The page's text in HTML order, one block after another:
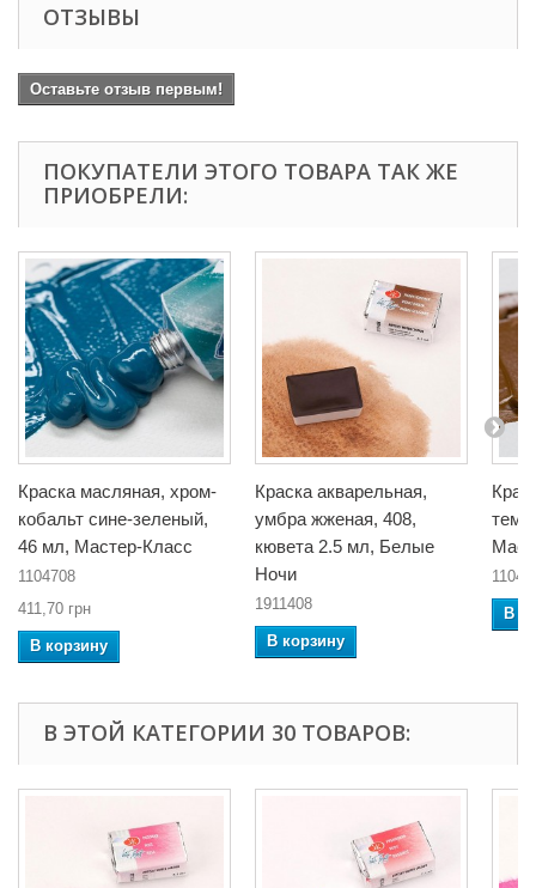
ОТЗЫВЫ
Оставьте отзыв первым!
ПОКУПАТЕЛИ ЭТОГО ТОВАРА ТАК ЖЕ
ПРИОБРЕЛИ:
Краска масляная, хром-
кобальт сине-зеленый,
46 мл, Мастер-Класс
1104708
411,70 грн
В корзину
Краска акварельная,
умбра жженая, 408,
кювета 2.5 мл, Белые
Ночи
1911408
В корзину
В
В ЭТОЙ КАТЕГОРИИ 30 ТОВАРОВ: